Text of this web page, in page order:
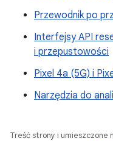
Przewodnik po
Interfejsy API
i przepustowości
Pixel 4a (5G) i
Narzędzia do
Treść strony i